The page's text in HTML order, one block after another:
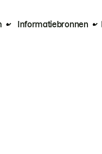
Informatiebronnen